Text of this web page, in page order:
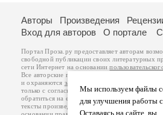
Мы используем файлы
для улучшения работы
Оставаясь на сайте, вы
Авторы Произведения
Вход для авторов
О портале
Портал Проза.ру предоставляет авторам
свободной публикации своих литературных
сети Интернет на основании
Все авторские права на произведения
и охраняются законом
. Перепечатка
только с согласия его автора, к которому вы
обратиться на его авторской странице.
тексты произведений авторы несут